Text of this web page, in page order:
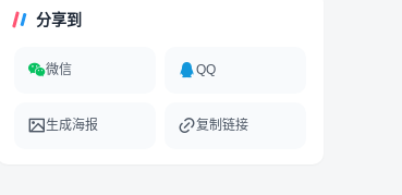
分享到
微信 QQ
生成海报 复制链接